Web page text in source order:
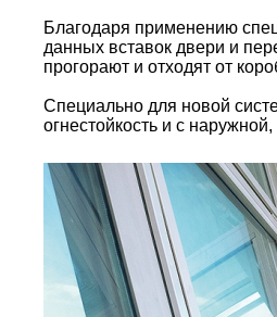
Благодаря применению
данных вставок двери и
прогорают и отходят от
Специально для новой
огнестойкость и с